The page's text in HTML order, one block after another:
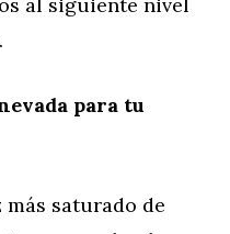
para tu
más saturado de